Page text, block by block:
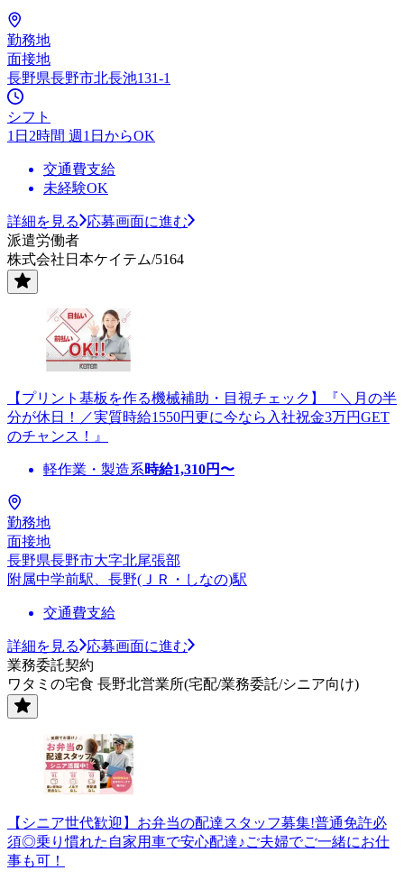
勤務地
面接地
長野県長野市北長池131-1
シフト
1日2時間 週1日からOK
交通費支給
未経験OK
詳細を見る
応募画面に進む
派遣労働者
株式会社日本ケイテム/5164
【プリント基板を作る機械補助・目視チェック】『＼月の半
分が休日！／実質時給1550円更に今なら入社祝金3万円GET
のチャンス！』
軽作業・製造系時給1,310円〜
勤務地
面接地
長野県長野市大字北尾張部
附属中学前駅、長野(ＪＲ・しなの)駅
交通費支給
詳細を見る
応募画面に進む
業務委託契約
ワタミの宅食 長野北営業所(宅配/業務委託/シニア向け)
【シニア世代歓迎】お弁当の配達スタッフ募集!普通免許必
須◎乗り慣れた自家用車で安心配達♪ご夫婦でご一緒にお仕
事も可！